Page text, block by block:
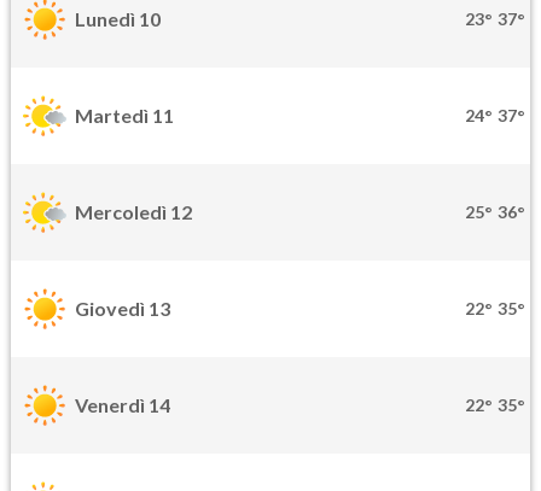
Lunedì 10 23° 37°
Martedì 11 24° 37°
Mercoledì 12 25° 36°
Giovedì 13 22° 35°
Venerdì 14 22° 35°